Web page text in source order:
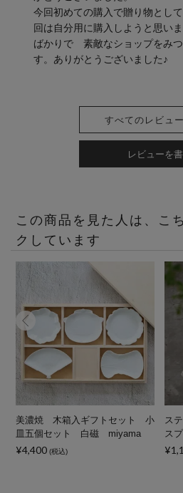
今回初めての購入で贈り物とし
回は自分用に購入しようと思い
ばかりで　素敵なショップをみ
す。ありがとうございました♪
すべてのレビュ
レビューを書
この商品を見た人は、こ
クしています
美濃焼 木箱入ギフトセット 小
皿五個セット 白磁 miyama
¥4,400 (税込)
ス
ス